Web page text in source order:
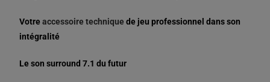
Votreaccessoire technique de jeu professionnel dans son
intégralité
Le son surround 7.1 du futur